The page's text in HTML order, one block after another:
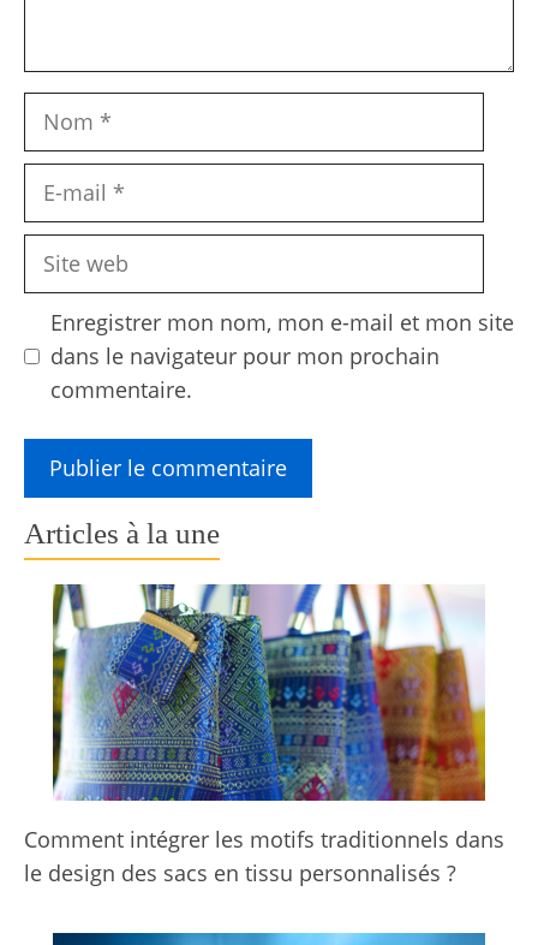
Nom
Site
Enregistrer mon nom, mon e-mail et mon site
dans le navigateur pour mon prochain
commentaire.
Articles à la une
Comment intégrer les motifs traditionnels dans
le design des sacs en tissu personnalisés ?